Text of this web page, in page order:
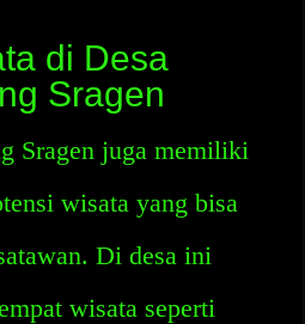
di Desa
Sragen
Sragen juga memiliki
wisata yang bisa
Di desa ini
wisata seperti